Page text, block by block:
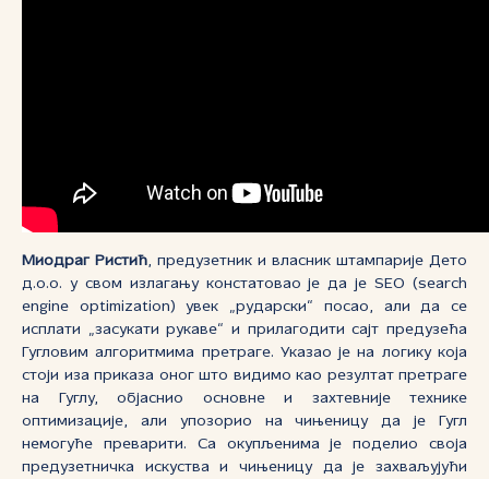
Миодраг Ристић, предузетник и власник штампарије Дето
д.о.о. у свом излагању констатовао је да је SEO (search
engine optimization) увек „рударски“ посао, али да се
исплати „засукати рукаве“ и прилагодити сајт предузећа
Гугловим алгоритмима претраге. Указао је на логику која
стоји иза приказа оног што видимо као резултат претраге
на Гуглу, објаснио основне и захтевније технике
оптимизације, али упозорио на чињеницу да је Гугл
немогуће преварити. Са окупљенима је поделио своја
предузетничка искуства и чињеницу да је захваљујући